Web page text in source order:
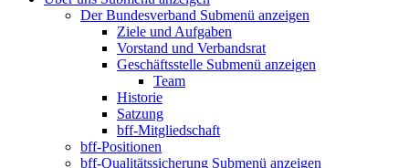
Der Bundesverband Submenü anzeigen
Ziele und Aufgaben
Vorstand und Verbandsrat
Geschäftsstelle Submenü anzeigen
Team
Historie
Satzung
bff-Mitgliedschaft
bff-Positionen
bff-Qualitätssicherung Submenü anzeigen